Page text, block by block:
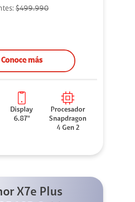
$499.990
Conoce más
Display
6.87"
Procesador
Snapdragon
4 Gen 2
X7e Plus